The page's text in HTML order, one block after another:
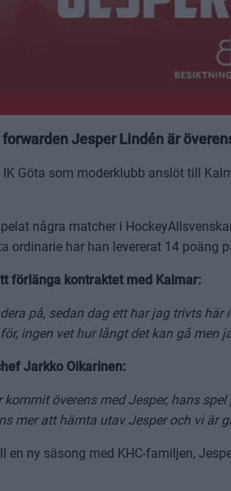
Jesper Lindén är
IK Göta som moderklubb anslöt till
några matcher i
ordinarie har han levererat 14 poäng
förlänga kontraktet med Kalmar:
på, sedan dag ett har jag trivts
ingen vet hur långt det kan gå men
Jarkko Oikarinen:
kommit överens med Jesper, hans
mer att hämta utav Jesper och vi är
en ny säsong med KHC-familjen,